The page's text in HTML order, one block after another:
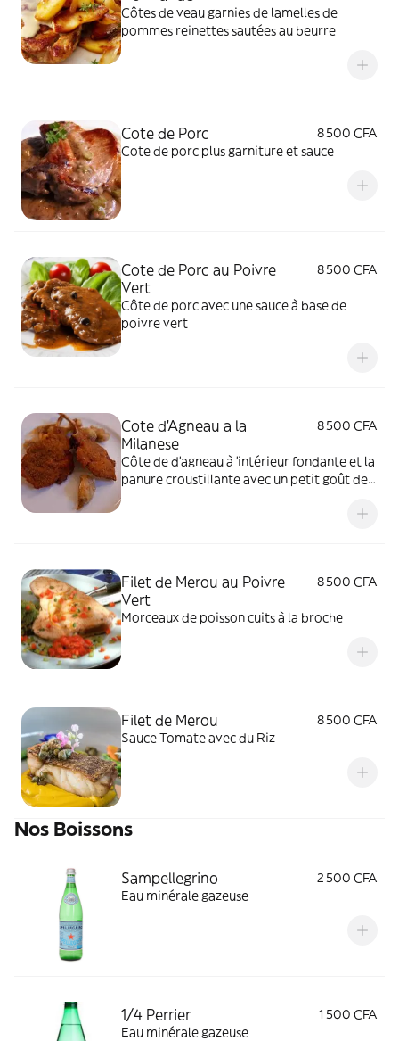
Côtes de veau garnies de lamelles de
pommes reinettes sautées au beurre
Cote de Porc
8 500 CFA
Cote de porc plus garniture et sauce
Cote de Porc au Poivre
Vert
8 500 CFA
Côte de porc avec une sauce à base de
poivre vert
Cote d'Agneau a la
Milanese
8 500 CFA
Côte de d'agneau à 'intérieur fondante et la
panure croustillante avec un petit goût de
Filet de Merou au Poivre
Vert
8 500 CFA
Morceaux de poisson cuits à la broche
Filet de Merou
8 500 CFA
Sauce Tomate avec du Riz
Nos Boissons
Sampellegrino
2 500 CFA
Eau minérale gazeuse
1/4 Perrier
1 500 CFA
Eau minérale gazeuse